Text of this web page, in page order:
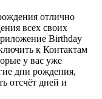
отлично
всех своих
Birthday
к Контактам
у вас уже
дни рождения,
отсчёт дней и